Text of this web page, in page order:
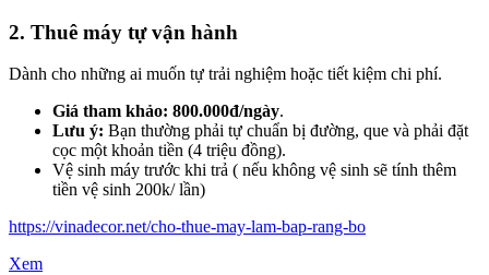
2. Thuê máy tự vận hành
Dành cho những ai muốn tự trải nghiệm hoặc tiết kiệm chi phí.
Giá tham khảo: 800.000đ/ngày.
Lưu ý: Bạn thường phải tự chuẩn bị đường, que và phải đặt
cọc một khoản tiền (4 triệu đồng).
Vệ sinh máy trước khi trả ( nếu không vệ sinh sẽ tính thêm
tiền vệ sinh 200k/ lần)
https://vinadecor.net/cho-thue-may-lam-bap-rang-bo
Xem